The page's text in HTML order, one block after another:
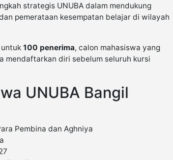
strategis UNUBA dalam mendukung
pemerataan kesempatan belajar di wilayah
100 penerima, calon mahasiswa yang
mendaftarkan diri sebelum seluruh kursi
UNUBA Bangil
Pembina dan Aghniya